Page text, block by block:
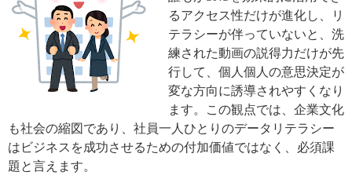
るアクセス性だけが進化し、リ
テラシーが伴っていないと、洗
練された動画の説得力だけが先
行して、個人個人の意思決定が
変な方向に誘導されやすくなり
ます。この観点では、企業文化
も社会の縮図であり、社員一人ひとりのデータリテラシー
はビジネスを成功させるための付加価値ではなく、必須課
題と言えます。